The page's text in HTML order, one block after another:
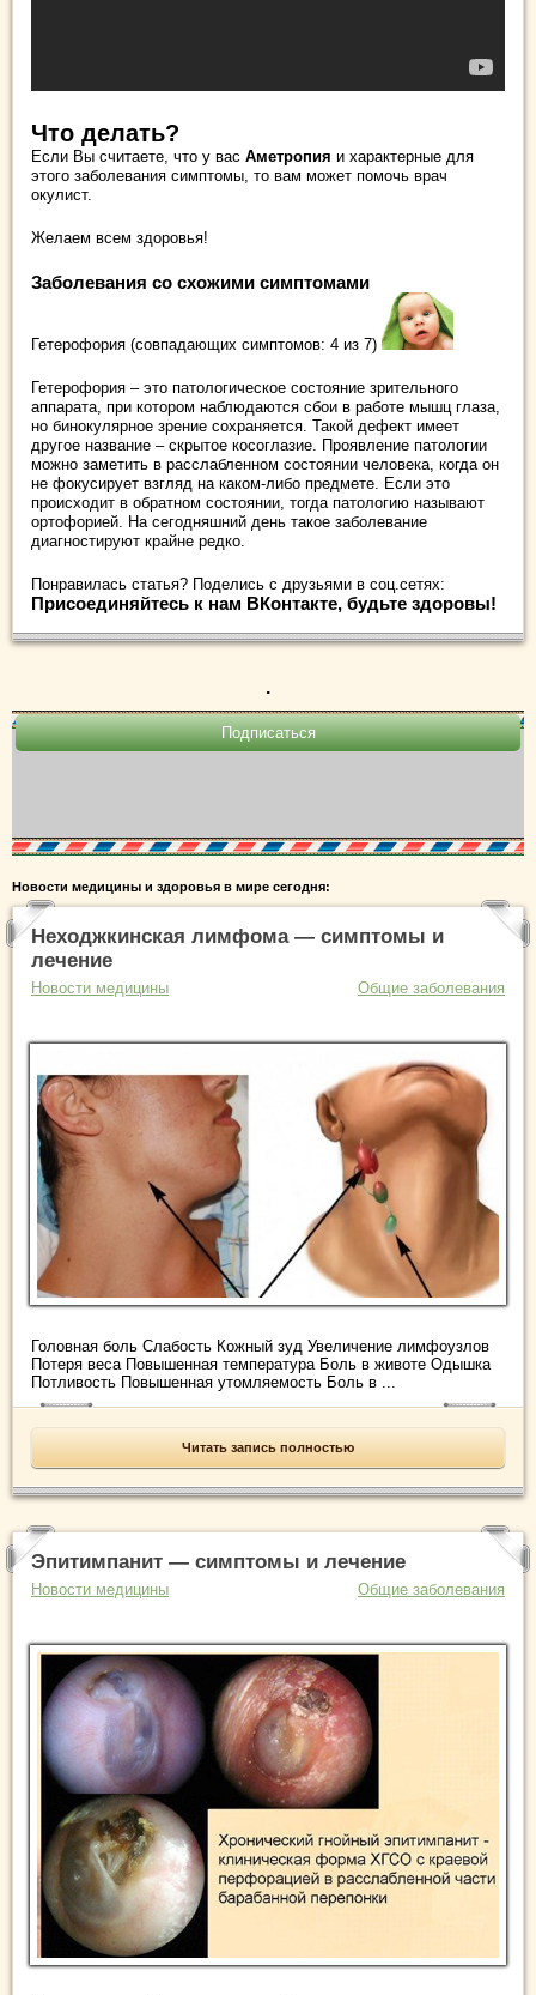
Что делать?
Если Вы считаете, что у вас Аметропия и характерные для
этого заболевания симптомы, то вам может помочь врач
окулист.
Желаем всем здоровья!
Заболевания со схожими симптомами
Гетерофория (совпадающих симптомов: 4 из 7)
Гетерофория – это патологическое состояние зрительного
аппарата, при котором наблюдаются сбои в работе мышц глаза,
но бинокулярное зрение сохраняется. Такой дефект имеет
другое название – скрытое косоглазие. Проявление патологии
можно заметить в расслабленном состоянии человека, когда он
не фокусирует взгляд на каком-либо предмете. Если это
происходит в обратном состоянии, тогда патологию называют
ортофорией. На сегодняшний день такое заболевание
диагностируют крайне редко.
Понравилась статья? Поделись с друзьями в соц.сетях:
Присоединяйтесь к нам ВКонтакте, будьте здоровы!
.
Новости медицины и здоровья в мире сегодня:
Неходжкинская лимфома — симптомы и
лечение
Новости медицины Общие заболевания
Головная боль Слабость Кожный зуд Увеличение лимфоузлов
Потеря веса Повышенная температура Боль в животе Одышка
Потливость Повышенная утомляемость Боль в ...
Читать запись полностью
Эпитимпанит — симптомы и лечение
Новости медицины Общие заболевания